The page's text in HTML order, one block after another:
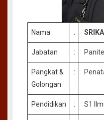
Nama :
Jabatan :
Pangkat &
Golongan
:
Pendidikan : S1